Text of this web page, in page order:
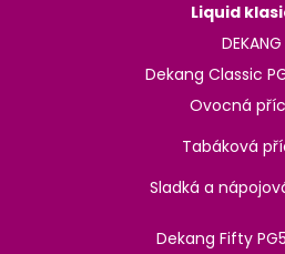
Liquid
DEKANG
Dekang Classic
Ovocná
Tabáková
Sladká a
Dekang Fifty